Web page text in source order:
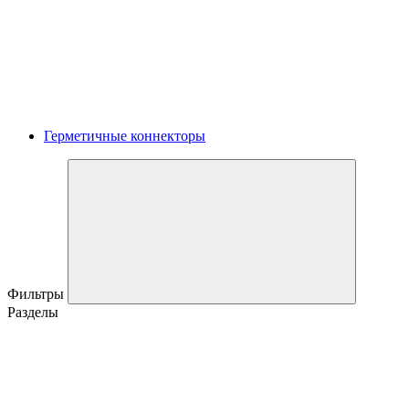
Герметичные коннекторы
Фильтры
Разделы